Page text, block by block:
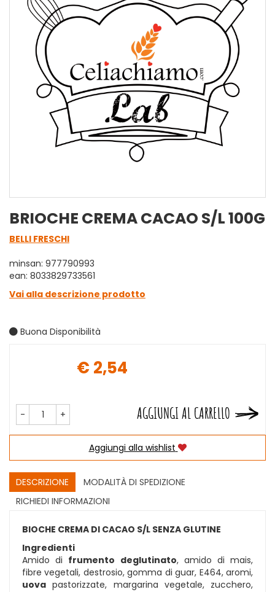
BRIOCHE CREMA CACAO S/L 100G
BELLI FRESCHI
minsan: 977790993
ean: 8033829733561
Vai alla descrizione prodotto
Buona Disponibilità
€ 2,54
- + AGGIUNGI AL CARRELLO
Aggiungi alla wishlist
DESCRIZIONE
MODALITÀ DI SPEDIZIONE
RICHIEDI INFORMAZIONI
BIOCHE CREMA DI CACAO S/L SENZA GLUTINE
Ingredienti
Amido di frumento deglutinato, amido di mais,
fibre vegetali, destrosio, gomma di guar, E464, aromi,
uova pastorizzate, margarina vegetale, zucchero,